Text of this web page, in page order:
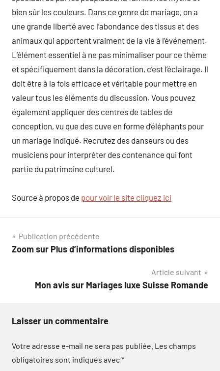
bien sûr les couleurs. Dans ce genre de mariage, on a
une grande liberté avec l’abondance des tissus et des
animaux qui apportent vraiment de la vie à l’événement.
L’élément essentiel à ne pas minimaliser pour ce thème
et spécifiquement dans la décoration, c’est l’éclairage. Il
doit être à la fois efficace et véritable pour mettre en
valeur tous les éléments du discussion. Vous pouvez
également appliquer des centres de tables de
conception, vu que des cuve en forme d’éléphants pour
un mariage indiqué. Recrutez des danseurs ou des
musiciens pour interpréter des contenance qui font
partie du patrimoine culturel.
Source à propos de pour voir le site cliquez ici
Navigation
de
Publication précédente
Zoom sur Plus d’informations disponibles
Article suivant
Mon avis sur Mariages luxe Suisse Romande
Laisser un commentaire
Votre adresse e-mail ne sera pas publiée. Les champs
obligatoires sont indiqués avec*